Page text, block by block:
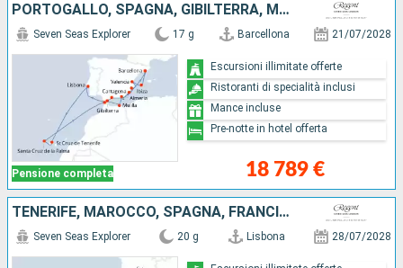
PORTOGALLO, SPAGNA, GIBILTERRA, MAIORCA, MAROCCO, TENERIFE, IBIZA
Pensione completa
Seven Seas Explorer 17 g Barcellona 21/07/2028
18 789 €
Escursioni illimitate offerte
Ristoranti di specialità inclusi
Mance incluse
Pre-notte in hotel offerta
TENERIFE, MAROCCO, SPAGNA, FRANCIA, MAIORCA, GIBILTERRA, PORTOGALLO
Seven Seas Explorer 20 g Lisbona 28/07/2028